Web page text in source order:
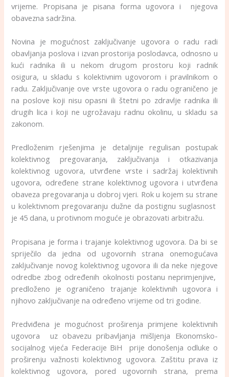
vrijeme. Propisana je pisana forma ugovora i njegova
obavezna sadržina.
Novina je mogućnost zaključivanje ugovora o radu radi
obavljanja poslova i izvan prostorija poslodavca, odnosno u
kući radnika ili u nekom drugom prostoru koji radnik
osigura, u skladu s kolektivnim ugovorom i pravilnikom o
radu. Zaključivanje ove vrste ugovora o radu ograničeno je
na poslove koji nisu opasni ili štetni po zdravlje radnika ili
drugih lica i koji ne ugrožavaju radnu okolinu, u skladu sa
zakonom.
Predloženim rješenjima je detaljnije regulisan postupak
kolektivnog pregovaranja, zaključivanja i otkazivanja
kolektivnog ugovora, utvrđene vrste i sadržaj kolektivnih
ugovora, određene strane kolektivnog ugovora i utvrđena
obaveza pregovaranja u dobroj vjeri. Rok u kojem su strane
u kolektivnom pregovaranju dužne da postignu suglasnost
je 45 dana, u protivnom moguće je obrazovati arbitražu.
Propisana je forma i trajanje kolektivnog ugovora. Da bi se
spriječilo da jedna od ugovornih strana onemogućava
zaključivanje novog kolektivnog ugovora ili da neke njegove
odredbe zbog određenih okolnosti postanu neprimjenjive,
predloženo je ograničeno trajanje kolektivnih ugovora i
njihovo zaključivanje na određeno vrijeme od tri godine.
Predviđena je mogućnost proširenja primjene kolektivnih
ugovora uz obavezu pribavljanja mišljenja Ekonomsko-
socijalnog vijeća Federacije BiH prije donošenja odluke o
proširenju važnosti kolektivnog ugovora. Zaštitu prava iz
kolektivnog ugovora, pored ugovornih strana, prema